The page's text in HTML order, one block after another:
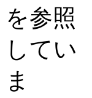
を参照
してい
ま